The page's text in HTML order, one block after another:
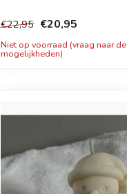
€22,95 €20,95
Niet op voorraad (vraag naar de
mogelijkheden)